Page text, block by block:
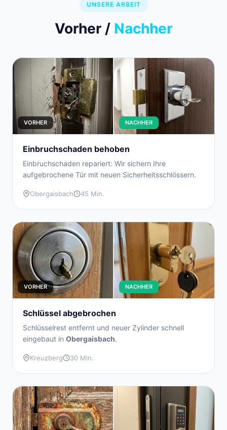
UNSERE ARBEIT
Vorher / Nachher
VORHER NACHHER
Einbruchschaden behoben
Einbruchschaden repariert: Wir sichern Ihre
aufgebrochene Tür mit neuen Sicherheitsschlössern.
Obergaisbach 45 Min.
VORHER NACHHER
Schlüssel abgebrochen
Schlüsselrest entfernt und neuer Zylinder schnell
eingebaut in Obergaisbach.
Kreuzberg 30 Min.